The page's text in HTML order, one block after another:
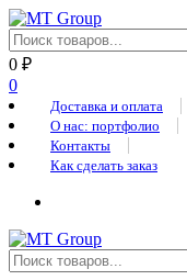
0 ₽
0
Доставка и оплата
О нас: портфолио
Контакты
Как сделать заказ